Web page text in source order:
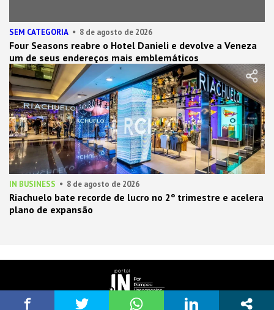
SEM CATEGORIA 8 de agosto de 2026
Four Seasons reabre o Hotel Danieli e devolve a Veneza
um de seus endereços mais emblemáticos
IN BUSINESS 8 de agosto de 2026
Riachuelo bate recorde de lucro no 2º trimestre e acelera
plano de expansão